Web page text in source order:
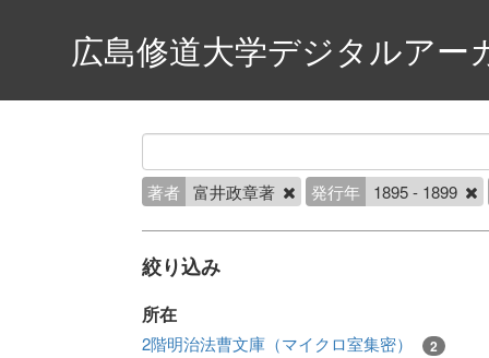
広島修道大学デジタルアー
著者 富井政章著 発行年 1895 - 1899
絞り込み
所在
2階明治法曹文庫（マイクロ室集密） 2